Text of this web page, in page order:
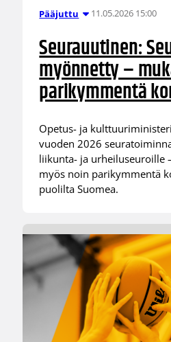
Pääjuttu 11.05.2026 15:00
Seurauutinen:
myönnetty –
parikymmentä
Opetus- ja
vuoden 2026
liikunta- ja urheiluseuroille
myös noin parikymmentä
puolilta Suomea.